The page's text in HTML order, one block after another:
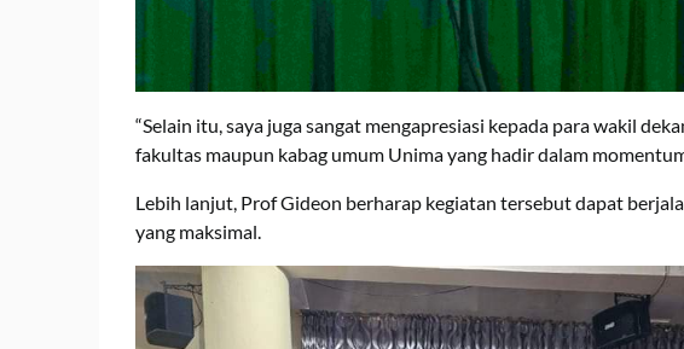
“Selain itu, saya juga sangat mengapresiasi kepada para wakil
fakultas maupun kabag umum Unima yang hadir dalam
Lebih lanjut, Prof Gideon berharap kegiatan tersebut dapat
yang maksimal.